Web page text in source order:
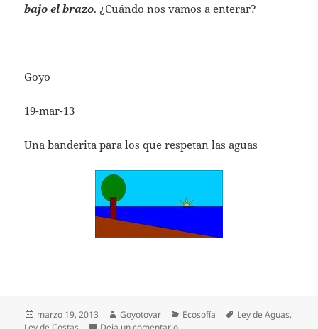
bajo el brazo. ¿Cuándo nos vamos a enterar?
Goyo
19-mar-13
Una banderita para los que respetan las aguas
Publicado
marzo 19, 2013 Autor
Goyotovar Categorías
Ecosofía Etiquetas
Ley de Aguas,